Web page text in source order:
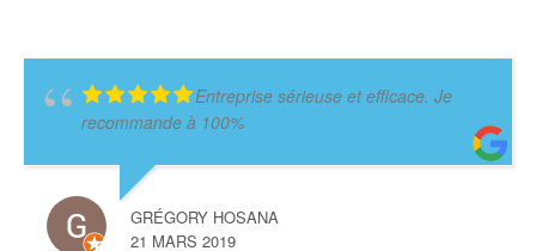
Entreprise sérieuse et efficace. Je
recommande à 100%
GRÉGORY HOSANA
21 MARS 2019